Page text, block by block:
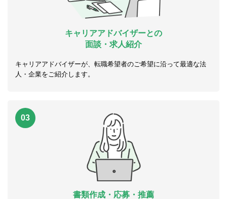
キャリアアドバイザーとの
面談・求人紹介
キャリアアドバイザーが、転職希望者のご希望に沿って最適な法
人・企業をご紹介します。
03
書類作成・応募・推薦